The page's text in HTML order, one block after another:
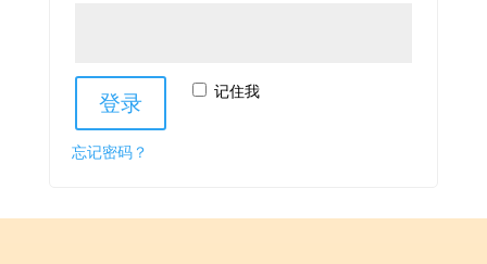
记住我
登录
忘记密码？